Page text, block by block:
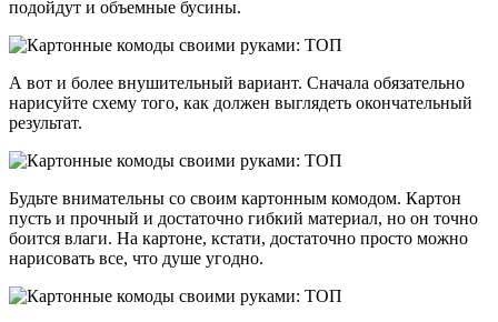
подойдут и объемные бусины.
А вот и более внушительный вариант. Сначала обязательно
нарисуйте схему того, как должен выглядеть окончательный
результат.
Будьте внимательны со своим картонным комодом. Картон
пусть и прочный и достаточно гибкий материал, но он точно
боится влаги. На картоне, кстати, достаточно просто можно
нарисовать все, что душе угодно.